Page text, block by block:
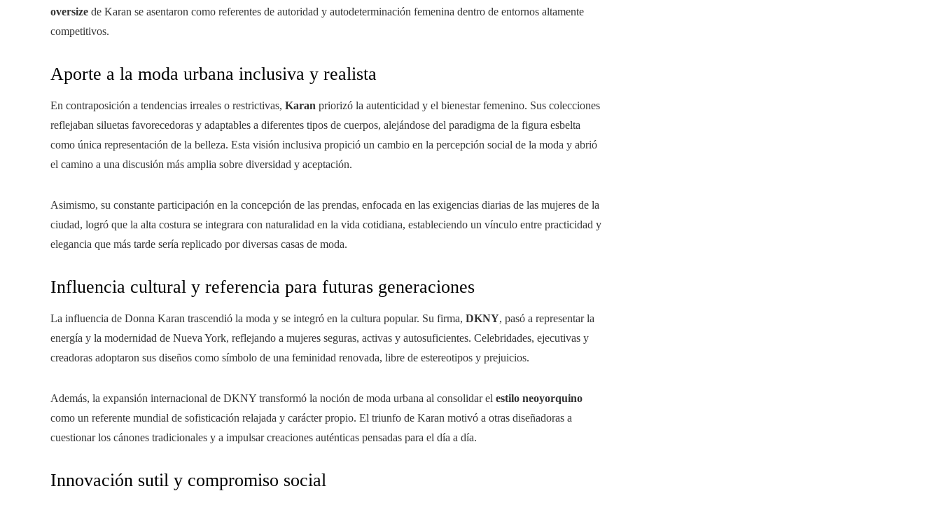
oversize de Karan se asentaron como referentes de autoridad y autodeterminación femenina dentro de entornos altamente
competitivos.
Aporte a la moda urbana inclusiva y realista
En contraposición a tendencias irreales o restrictivas, Karan priorizó la autenticidad y el bienestar femenino. Sus colecciones
reflejaban siluetas favorecedoras y adaptables a diferentes tipos de cuerpos, alejándose del paradigma de la figura esbelta
como única representación de la belleza. Esta visión inclusiva propició un cambio en la percepción social de la moda y abrió
el camino a una discusión más amplia sobre diversidad y aceptación.
Asimismo, su constante participación en la concepción de las prendas, enfocada en las exigencias diarias de las mujeres de la
ciudad, logró que la alta costura se integrara con naturalidad en la vida cotidiana, estableciendo un vínculo entre practicidad y
elegancia que más tarde sería replicado por diversas casas de moda.
Influencia cultural y referencia para futuras generaciones
La influencia de Donna Karan trascendió la moda y se integró en la cultura popular. Su firma, DKNY, pasó a representar la
energía y la modernidad de Nueva York, reflejando a mujeres seguras, activas y autosuficientes. Celebridades, ejecutivas y
creadoras adoptaron sus diseños como símbolo de una feminidad renovada, libre de estereotipos y prejuicios.
Además, la expansión internacional de DKNY transformó la noción de moda urbana al consolidar el estilo neoyorquino
como un referente mundial de sofisticación relajada y carácter propio. El triunfo de Karan motivó a otras diseñadoras a
cuestionar los cánones tradicionales y a impulsar creaciones auténticas pensadas para el día a día.
Innovación sutil y compromiso social